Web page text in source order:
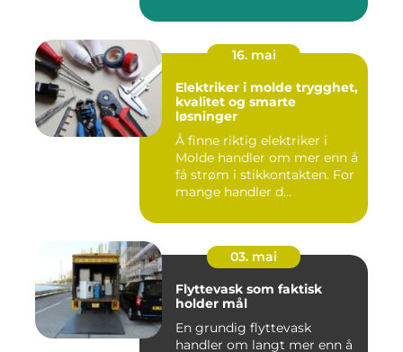
16. mai
Elektriker i molde trygghet,
kvalitet og smarte
løsninger
Å finne riktig elektriker i
Molde handler om mer enn å
få strøm i stikkontakten. For
mange handler d...
03. mai
Flyttevask som faktisk
holder mål
En grundig flyttevask
handler om langt mer enn å